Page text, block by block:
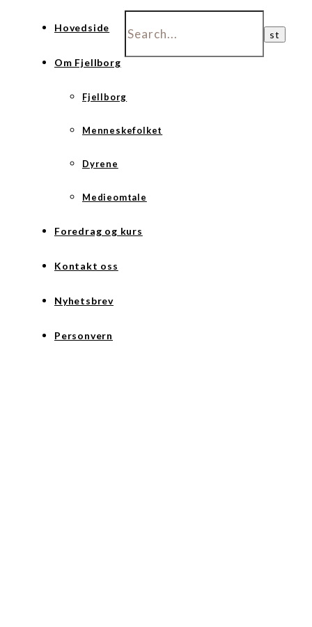
Hovedside
Om Fjellborg
Fjellborg
Menneskefolket
Dyrene
Medieomtale
Foredrag og kurs
Kontakt oss
Nyhetsbrev
Personvern